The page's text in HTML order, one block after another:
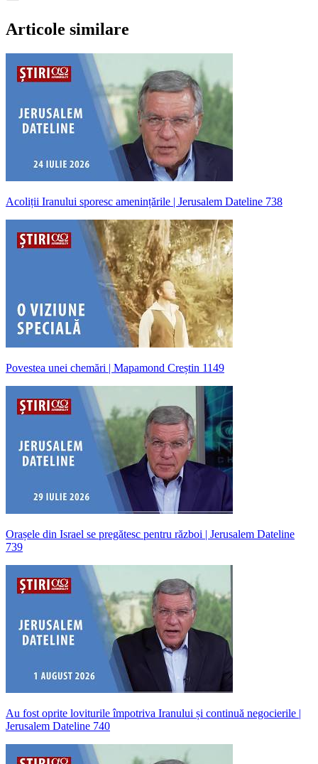
Articole similare
Acoliții Iranului sporesc amenințările | Jerusalem Dateline 738
Povestea unei chemări | Mapamond Creștin 1149
Orașele din Israel se pregătesc pentru război | Jerusalem Dateline
739
Au fost oprite loviturile împotriva Iranului și continuă negocierile |
Jerusalem Dateline 740